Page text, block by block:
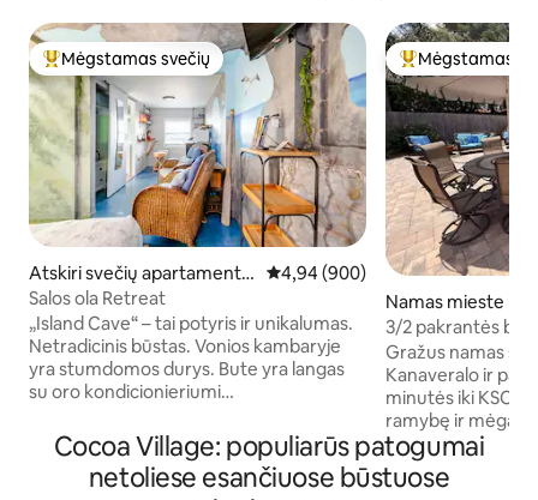
Svečių mėgstamiausias
Mėgstamas svečių
Atskiri svečių apartamentai
mieste Merritt Island
Vidutinis įvertinimas: 4,94 iš 5,
4,94 (900)
Salos ola Retreat
„Island Cave“ – tai potyris ir unikalumas.
Netradicinis būstas. Vonios kambaryje
yra stumdomos durys. Bute yra langas
su oro kondicionieriumi
žmonėms arba svečiams su negalia
nedidelė erdvė Didelė dvigulė lova
Atskiras būstas dviejų aukštų namo gale,
Svečių
Mėgstamas
Namas mieste
3/2 pakrantės
uosto /
Gražus namas su
Kanaveralo ir
minutės iki KSC ir Koko
ramybę ir
atnaujintoje
miegamaisiais ir 2
yra naujai
Cocoa Village: populiarūs patogumai
netoliese esančiuose būstuose